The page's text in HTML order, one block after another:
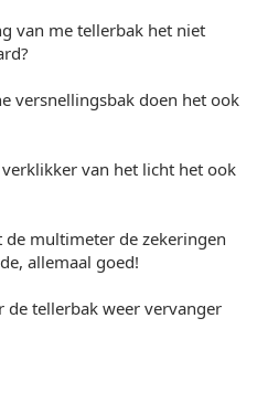
van me tellerbak het niet
versnellingsbak doen het ook
van het licht het ook
de multimeter de zekeringen
allemaal goed!
de tellerbak weer vervanger